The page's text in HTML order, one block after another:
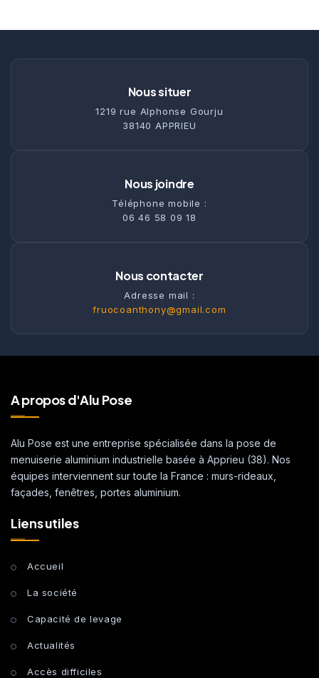
Nous situer
1219 rue Alphonse Gourju
38140 APPRIEU
Nous joindre
Téléphone mobile :
06 46 58 09 18
Nous contacter
Adresse mail :
fruocoanthony@gmail.com
A propos d'Alu Pose
Alu Pose est une entreprise spécialisée dans la pose de
menuiserie aluminium industrielle basée à Apprieu (38). Nos
équipes interviennent sur toute la France : murs-rideaux,
façades, fenêtres, portes aluminium.
Liens utiles
Accueil
La société
Capacité de levage
Actualités
Accès difficiles